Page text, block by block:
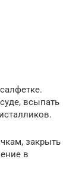
всыпать
закрыть
в